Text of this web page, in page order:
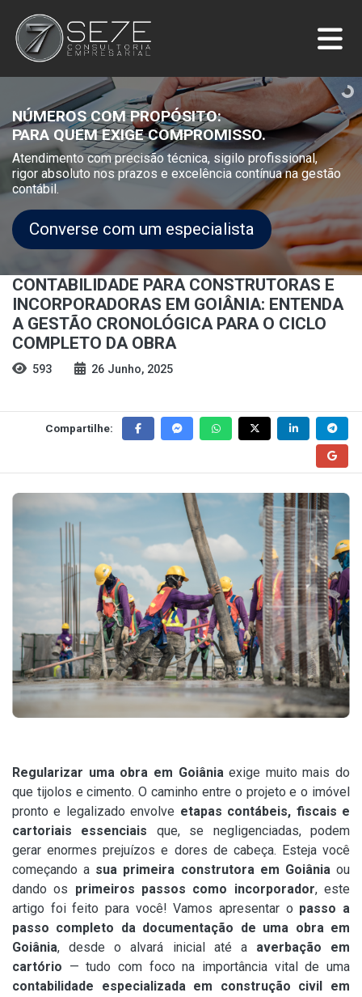
NÚMEROS COM PROPÓSITO:
PARA QUEM EXIGE COMPROMISSO.
Atendimento com precisão técnica, sigilo profissional,
rigor absoluto nos prazos e excelência contínua na gestão
contábil.
Converse com um especialista
CONTABILIDADE PARA CONSTRUTORAS E
INCORPORADORAS EM GOIÂNIA: ENTENDA
A GESTÃO CRONOLÓGICA PARA O CICLO
COMPLETO DA OBRA
593 26 Junho, 2025
Compartilhe:
Regularizar uma obra em Goiâniaexige muito mais do
que tijolos e cimento. O caminho entre o projeto e o imóvel
pronto e legalizado envolve etapas contábeis, fiscais e
cartoriais essenciais que, se negligenciadas, podem
gerar enormes prejuízos e dores de cabeça. Esteja você
começando a sua primeira construtora em Goiâniaou
dando os primeiros passos como incorporador, este
artigo foi feito para você! Vamos apresentar o passo a
passo completo da documentação de uma obra em
Goiânia, desde o alvará inicial até a averbação em
cartório — tudo com foco na importância vital de uma
contabilidade especializada em construção civil em